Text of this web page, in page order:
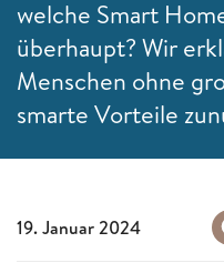
welche Smart
überhaupt? Wir
Menschen ohne
smarte Vorteile
19. Januar 2024